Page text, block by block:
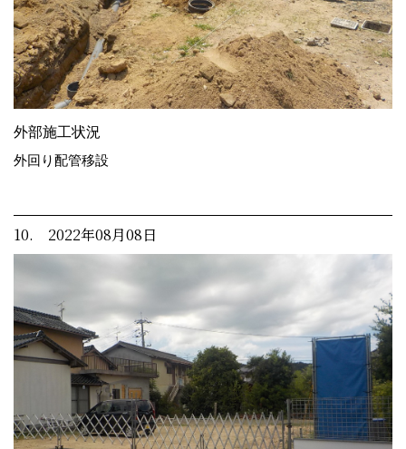
外部施工状況
外回り配管移設
10. 2022年08月08日